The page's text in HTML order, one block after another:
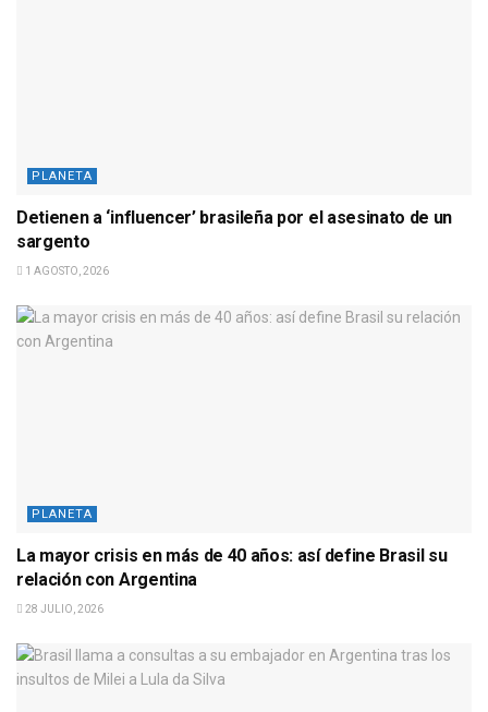
PLANETA
Detienen a ‘influencer’ brasileña por el asesinato de un
sargento
1 AGOSTO, 2026
PLANETA
La mayor crisis en más de 40 años: así define Brasil su
relación con Argentina
28 JULIO, 2026